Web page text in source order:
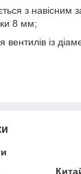
з
8 мм;
вентилів із